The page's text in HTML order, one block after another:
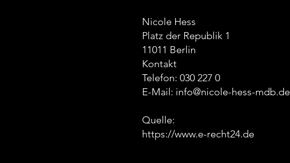
Nicole Hess
Platz der Republik 1
11011 Berlin
Kontakt
Telefon: 030 227 0
E-Mail: info@nicole-hess-mdb.de
Quelle:
https://www.e-recht24.de